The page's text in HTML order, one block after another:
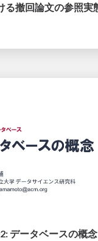
データベースの概念